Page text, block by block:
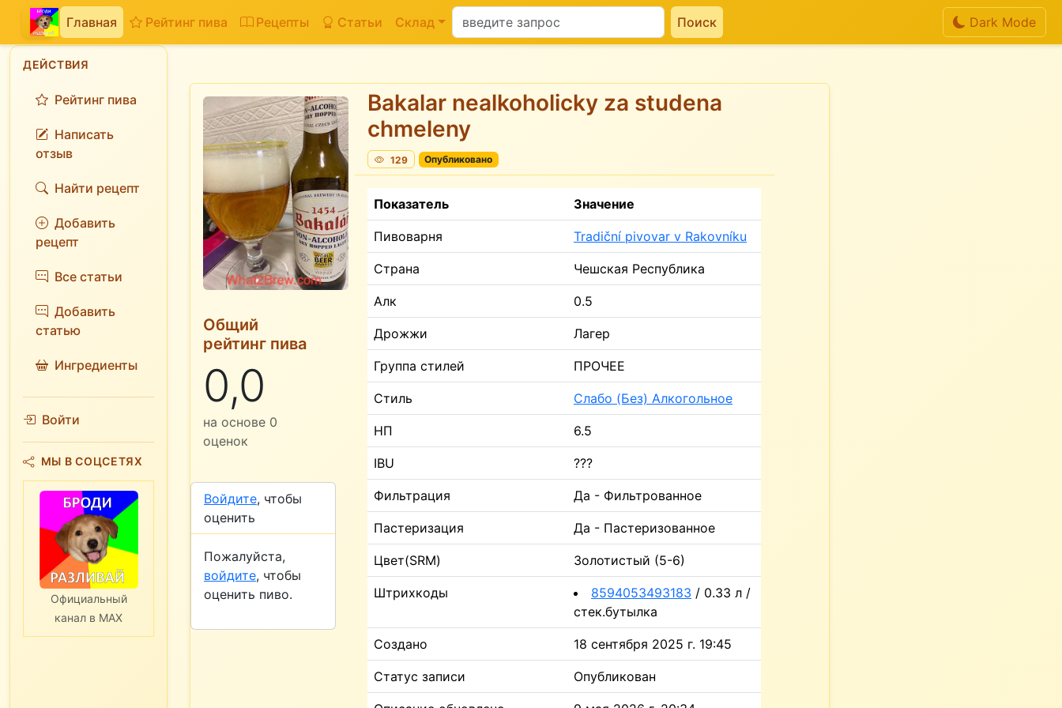
Главная Рейтинг пива Рецепты Статьи Склад Поиск Dark Mode
ДЕЙСТВИЯ
Рейтинг пива
Написать
отзыв
Найти рецепт
Добавить
рецепт
Все статьи
Добавить
статью
Ингредиенты
Войти
МЫ В СОЦСЕТЯХ
Официальный
канал в MAX
Общий
рейтинг пива
0,0
на основе 0
оценок
Войдите, чтобы
оценить
Пожалуйста,
войдите, чтобы
оценить пиво.
Bakalar nealkoholicky za studena
chmeleny
129 Опубликовано
Показатель Значение
Пивоварня Tradiční pivovar v Rakovníku
Страна Чешская Республика
Алк 0.5
Дрожжи Лагер
Группа стилей ПРОЧЕЕ
Стиль Слабо (Без) Алкогольное
НП 6.5
IBU ???
Фильтрация Да - Фильтрованное
Пастеризация Да - Пастеризованное
Цвет(SRM) Золотистый (5-6)
Штрихкоды 8594053493183 / 0.33 л /
стек.бутылка
Создано 18 сентября 2025 г. 19:45
Статус записи Опубликован